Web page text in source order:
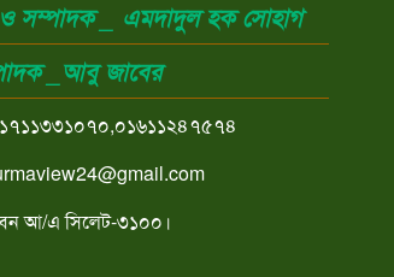
সম্পাদক _ এমদাদুল হক সোহাগ
_আবু জাবের
আ/এ সিলেট-৩১০০।